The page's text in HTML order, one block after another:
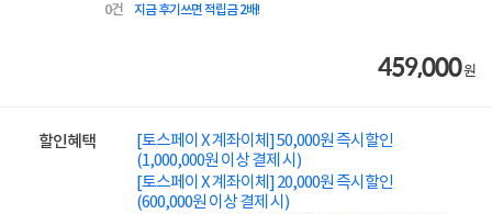
0건 지금 후기쓰면 적립금 2배!
459,000원
할인혜택
[토스페이 X 계좌이체] 50,000원 즉시할인
(1,000,000원 이상 결제 시)
[토스페이 X 계좌이체] 20,000원 즉시할인
(600,000원 이상 결제 시)